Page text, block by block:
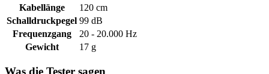
Kabellänge
120 cm
Schalldruckpegel 99 dB
Frequenzgang
20 - 20.000 Hz
Gewicht
17 g